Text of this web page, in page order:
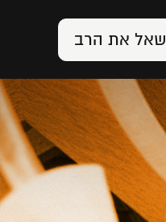
שאל את הרב